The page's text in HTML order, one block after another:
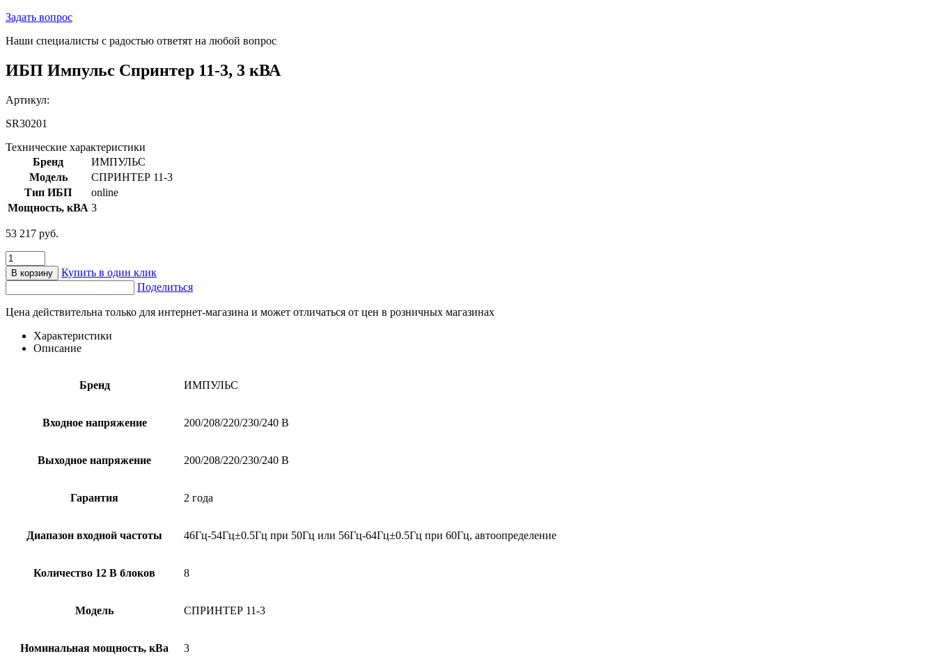
Задать вопрос
Наши специалисты с радостью ответят на любой вопрос
ИБП Импульс Спринтер 11-3, 3 кВА
Артикул:
SR30201
Технические характеристики
Бренд
ИМПУЛЬС
Модель
СПРИНТЕР 11-3
Тип ИБП
online
Мощность, кВА 3
53 217 руб.
Количество
товара
ИБП
Импульс
Спринтер
11-
В корзину
Купить в один клик
Поделиться
Цена действительна только для интернет-магазина и может отличаться от цен в розничных магазинах
Характеристики
Описание
Бренд ИМПУЛЬС
Входное напряжение 200/208/220/230/240 В
Выходное напряжение 200/208/220/230/240 В
Гарантия 2 года
Диапазон входной частоты 46Гц-54Гц±0.5Гц при 50Гц или 56Гц-64Гц±0.5Гц при 60Гц, автоопределение
Количество 12 В блоков 8
Модель СПРИНТЕР 11-3
Номинальная мощность, кВа 3